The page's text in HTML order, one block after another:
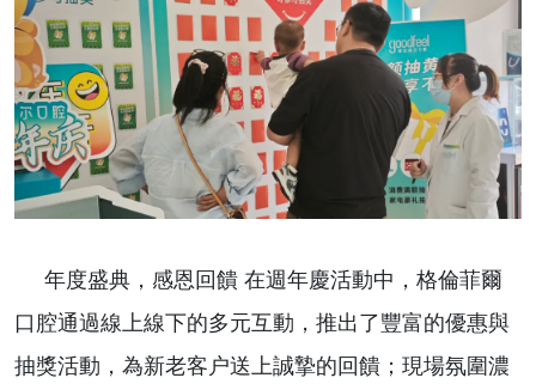
年度盛典，感恩回饋 在週年慶活動中，格倫菲爾
口腔通過線上線下的多元互動，推出了豐富的優惠與
抽獎活動，為新老客户送上誠摯的回饋； 現場氛圍濃